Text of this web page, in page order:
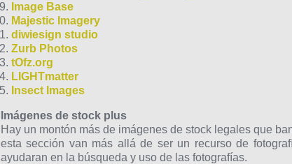
Image Base
Majestic Imagery
diwiesign studio
Zurb Photos
tOfz.org
LIGHTmatter
Insect Images
Imágenes de stock plus
Hay un montón más de imágenes de stock legales que
esta sección van más allá de ser un recurso de
ayudaran en la búsqueda y uso de las fotografías.